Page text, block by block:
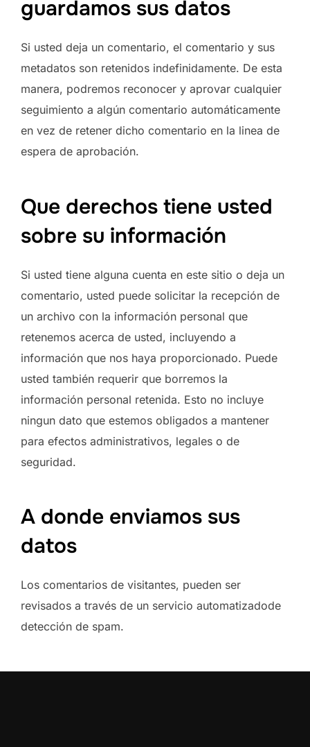
guardamos sus datos
Si usted deja un comentario, el comentario y sus
metadatos son retenidos indefinidamente. De esta
manera, podremos reconocer y aprovar cualquier
seguimiento a algún comentario automáticamente
en vez de retener dicho comentario en la linea de
espera de aprobación.
Que derechos tiene usted
sobre su información
Si usted tiene alguna cuenta en este sitio o deja un
comentario, usted puede solicitar la recepción de
un archivo con la información personal que
retenemos acerca de usted, incluyendo a
información que nos haya proporcionado. Puede
usted también requerir que borremos la
información personal retenida. Esto no incluye
ningun dato que estemos obligados a mantener
para efectos administrativos, legales o de
seguridad.
A donde enviamos sus
datos
Los comentarios de visitantes, pueden ser
revisados a través de un servicio automatizadode
detección de spam.